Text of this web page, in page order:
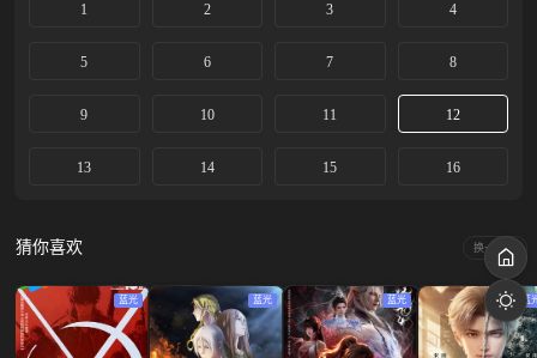
1 2 3 4
5 6 7 8
9 10 11 12
13 14 15 16
猜你喜欢 换一换
蓝光 蓝光 蓝光 蓝